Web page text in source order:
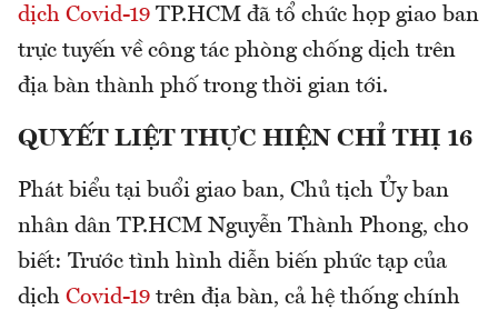
dịch Covid-19 TP.HCM đã tổ chức họp giao ban
trực tuyến về công tác phòng chống dịch trên
địa bàn thành phố trong thời gian tới.
QUYẾT LIỆT THỰC HIỆN CHỈ THỊ 16
Phát biểu tại buổi giao ban, Chủ tịch Ủy ban
nhân dân TP.HCM Nguyễn Thành Phong, cho
biết: Trước tình hình diễn biến phức tạp của
dịch Covid-19 trên địa bàn, cả hệ thống chính